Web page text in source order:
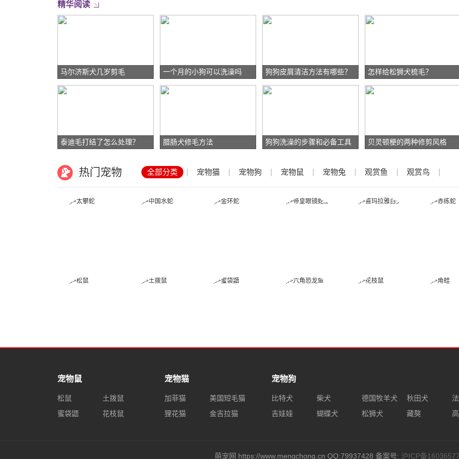
精华阅读
马尔济斯犬几岁剪毛 一个月的小狗可以洗澡吗 狗狗皮屑清洁方法有哪些？ 怎样给松狮犬梳毛？
泰迪毛打结了怎么处理？ 腊肠犬修毛方法 狗狗洗澡的步骤和必备工具 贝灵顿梗的两种修剪风格
热门宠物 全部分类 宠物猫 宠物狗 宠物鼠 宠物兔 观赏鱼 观赏鸟
宠物鼠
松鼠
土拨鼠
蜜袋鼯
花枝鼠
宠物猫
加菲猫
美国短毛猫
狸花猫
金吉拉猫
宠物狗
比特犬 柴犬 德国牧羊犬 秋田犬
吉娃娃
蝴蝶犬 松狮犬 藏獒
萌宠网 https://www.mengchong.cn QQ:79937428 备案号: 沪ICP备